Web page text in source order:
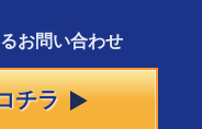
お問い合わせ
チラ